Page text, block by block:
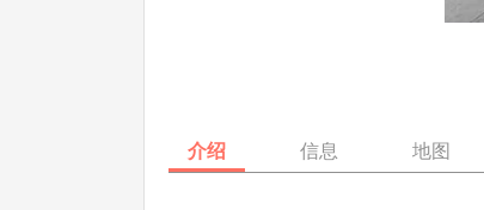
介绍 信息 地图